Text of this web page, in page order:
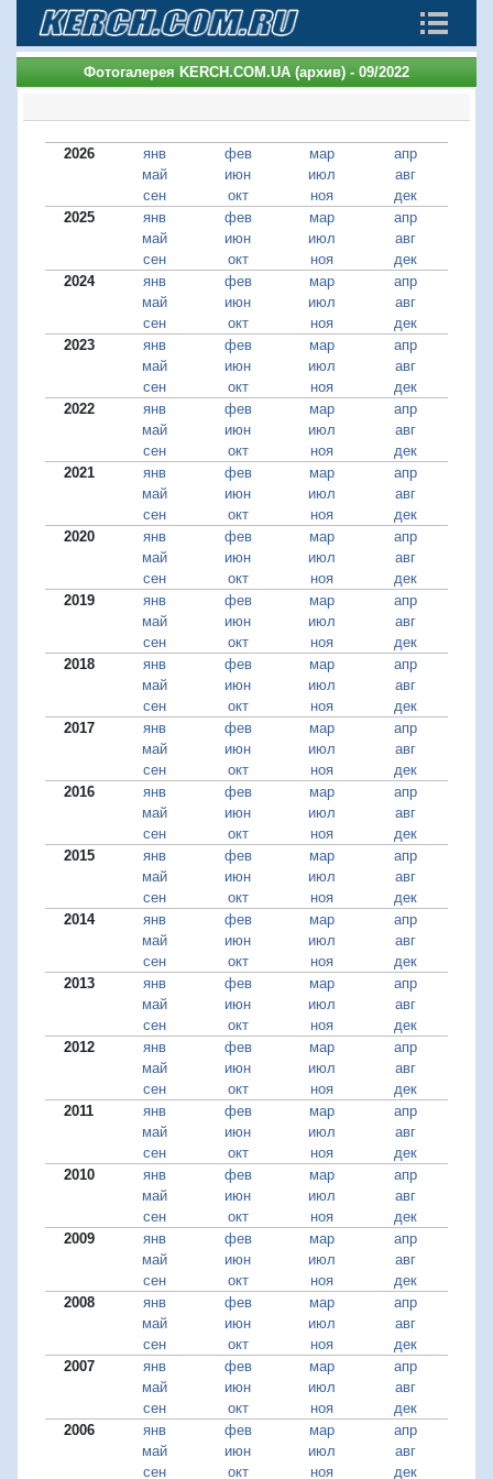
Фотогалерея KERCH.COM.UA (архив) - 09/2022
2026 янв фев мар
апр
май
июн июл
авг
сен
окт ноя
дек
2025
янв фев мар
апр
май
июн июл
авг
сен
окт ноя
дек
2024
янв фев мар
апр
май
июн июл
авг
сен
окт ноя
дек
2023
янв фев мар
апр
май
июн июл
авг
сен
окт ноя
дек
2022
янв фев мар
апр
май
июн июл
авг
сен
окт ноя
дек
2021
янв фев мар
апр
май
июн июл
авг
сен
окт ноя
дек
2020
янв фев мар
апр
май
июн июл
авг
сен
окт ноя
дек
2019
янв фев мар
апр
май
июн июл
авг
сен
окт ноя
дек
2018
янв фев мар
апр
май
июн июл
авг
сен
окт ноя
дек
2017
янв фев мар
апр
май
июн июл
авг
сен
окт ноя
дек
2016
янв фев мар
апр
май
июн июл
авг
сен
окт ноя
дек
2015
янв фев мар
апр
май
июн июл
авг
сен
окт ноя
дек
2014
янв фев мар
апр
май
июн июл
авг
сен
окт ноя
дек
2013
янв фев мар
апр
май
июн июл
авг
сен
окт ноя
дек
2012
янв фев мар
апр
май
июн июл
авг
сен
окт ноя
дек
2011
янв фев мар
апр
май
июн июл
авг
сен
окт ноя
дек
2010
янв фев мар
апр
май
июн июл
авг
сен
окт ноя
дек
2009
янв фев мар
апр
май
июн июл
авг
сен
окт ноя
дек
2008
янв фев мар
апр
май
июн июл
авг
сен
окт ноя
дек
2007
янв фев мар
апр
май
июн июл
авг
сен
окт ноя
дек
2006
янв фев мар
апр
май
июн июл
авг
сен
окт ноя дек